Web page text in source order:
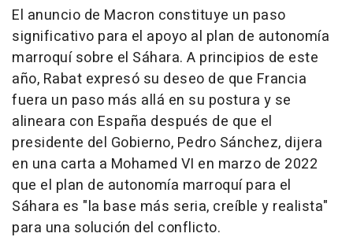
El anuncio de Macron constituye un paso
significativo para el apoyo al plan de autonomía
marroquí sobre el Sáhara. A principios de este
año, Rabat expresó su deseo de que Francia
fuera un paso más allá en su postura y se
alineara con España después de que el
presidente del Gobierno, Pedro Sánchez, dijera
en una carta a Mohamed VI en marzo de 2022
que el plan de autonomía marroquí para el
Sáhara es "la base más seria, creíble y realista"
para una solución del conflicto.